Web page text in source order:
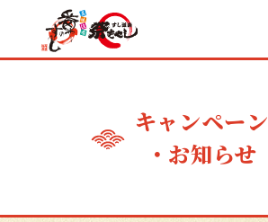
キャンペーン
・お知らせ